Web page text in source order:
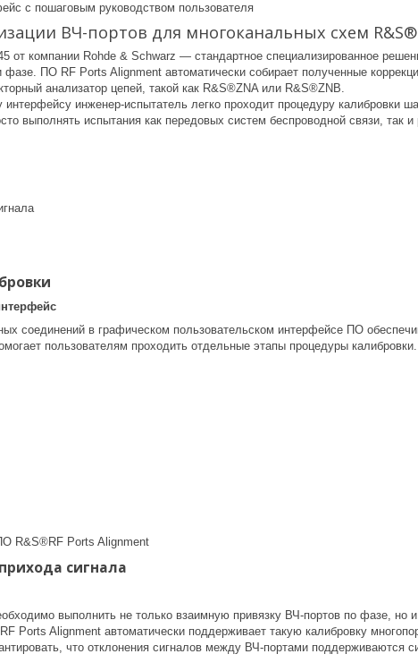
с пошаговым руководством пользователя
ВЧ-портов для многоканальных схем
компании Rohde & Schwarz — стандартное специализированное
ПО RF Ports Alignment автоматически собирает полученные
анализатор цепей, такой как R&S®ZNA или R&S®ZNB.
инженер-испытатель легко проходит процедуру калибровки
выполнять испытания как передовых систем беспроводной связи, так
соединений в графическом пользовательском интерфейсе ПО
пользователям проходить отдельные этапы процедуры калибровки.
R&S®RF Ports Alignment
сигнала
выполнить не только взаимную привязку ВЧ-портов по фазе, но
Ports Alignment автоматически поддерживает такую калибровку
что отклонения сигналов между ВЧ-портами поддерживаются